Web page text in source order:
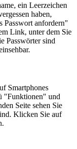
ein Leerzeichen
haben,
Passwort anfordern"
Link, unter dem Sie
Passwörter sind
Smartphones
"Funktionen" und
Seite sehen Sie
Klicken Sie auf